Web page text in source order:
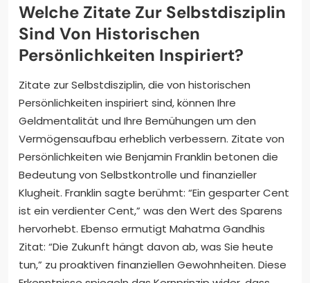
Welche Zitate Zur Selbstdisziplin
Sind Von Historischen
Persönlichkeiten Inspiriert?
Zitate zur Selbstdisziplin, die von historischen
Persönlichkeiten inspiriert sind, können Ihre
Geldmentalität und Ihre Bemühungen um den
Vermögensaufbau erheblich verbessern. Zitate von
Persönlichkeiten wie Benjamin Franklin betonen die
Bedeutung von Selbstkontrolle und finanzieller
Klugheit. Franklin sagte berühmt: “Ein gesparter Cent
ist ein verdienter Cent,” was den Wert des Sparens
hervorhebt. Ebenso ermutigt Mahatma Gandhis
Zitat: “Die Zukunft hängt davon ab, was Sie heute
tun,” zu proaktiven finanziellen Gewohnheiten. Diese